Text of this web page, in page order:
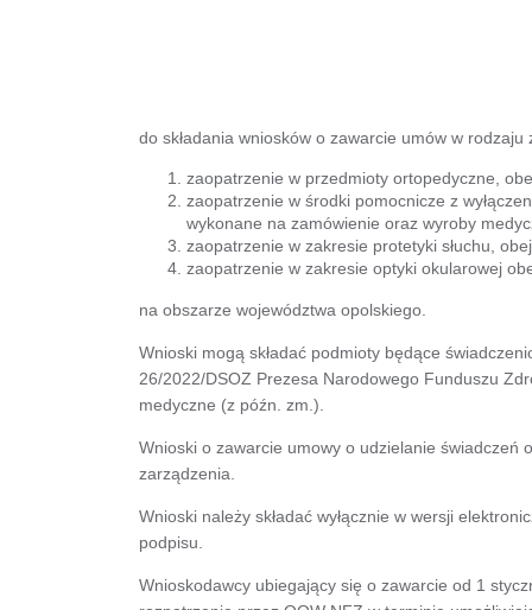
do składania wniosków o zawarcie umów w
zaopatrzenie w przedmioty ortopedyczne,
zaopatrzenie w środki pomocnicze z
wykonane na zamówienie oraz wyroby
zaopatrzenie w zakresie protetyki słuchu,
zaopatrzenie w zakresie optyki okularowej
na obszarze województwa opolskiego.
Wnioski mogą składać podmioty będące
26/2022/DSOZ Prezesa Narodowego Funduszu
medyczne (z późn. zm.).
Wnioski o zawarcie umowy o udzielanie świadczeń
zarządzenia.
Wnioski należy składać wyłącznie w wersji
podpisu.
Wnioskodawcy ubiegający się o zawarcie od 1